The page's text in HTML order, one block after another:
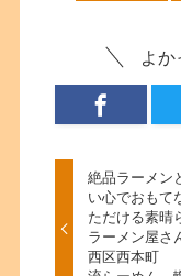
よか
絶品ラーメン
い心でおもて
ただける素晴
ラーメン屋
西区西本町